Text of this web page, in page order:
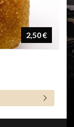
2,50 €